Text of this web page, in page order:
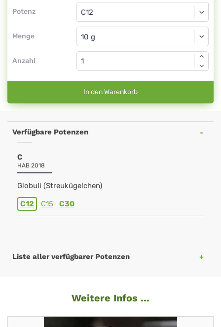
Potenz
Globuli
C12
Menge
Globuli
Anzahl
In den Warenkorb
Verfügbare Potenzen
C
HAB 2018
Globuli (Streukügelchen)
C12 C15 C30
Liste aller verfügbarer Potenzen
Weitere Infos ...